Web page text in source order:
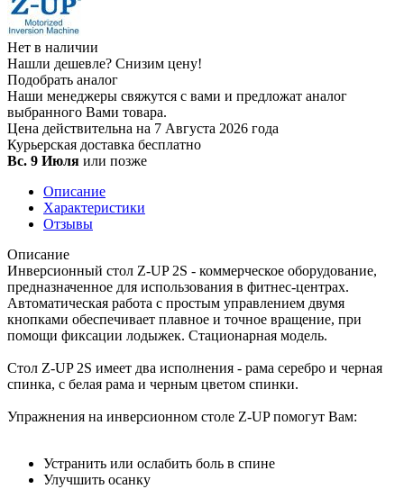
Нет в наличии
Нашли дешевле? Снизим цену!
Подобрать аналог
Наши менеджеры свяжутся с вами и предложат аналог
выбранного Вами товара.
Цена действительна на 7 Августа 2026 года
Курьерская доставка бесплатно
Вс. 9 Июля или позже
Описание
Характеристики
Отзывы
Описание
Инверсионный стол Z-UP 2S - коммерческое оборудование,
предназначенное для использования в фитнес-центрах.
Автоматическая работа с простым управлением двумя
кнопками обеспечивает плавное и точное вращение, при
помощи фиксации лодыжек. Стационарная модель.
Стол Z-UP 2S имеет два исполнения - рама серебро и черная
спинка, с белая рама и черным цветом спинки.
Упражнения на инверсионном столе Z-UP помогут Вам:
Устранить или ослабить боль в спине
Улучшить осанку